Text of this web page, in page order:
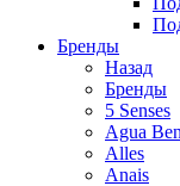
Бренды
Назад
Бренды
5 Senses
Agua
Alles
Anais